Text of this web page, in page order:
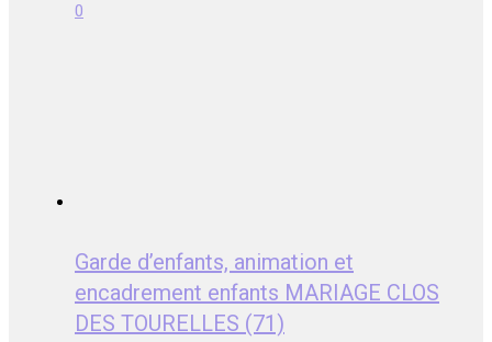
0
Garde d’enfants, animation et
encadrement enfants MARIAGE CLOS
DES TOURELLES (71)